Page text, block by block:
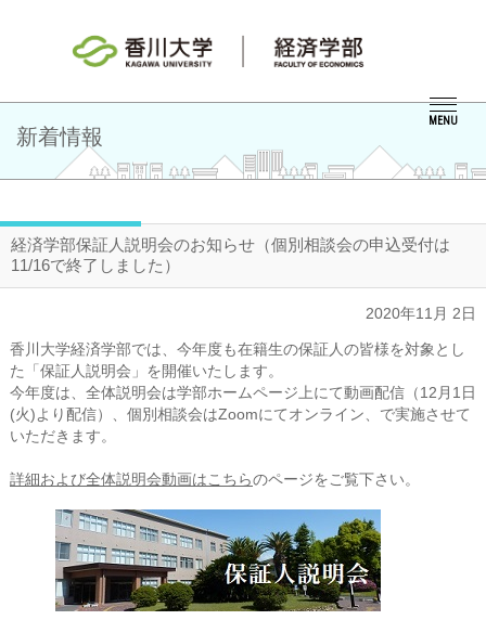
MENU
新着情報
経済学部保証人説明会のお知らせ（個別相談会の申込受付は
11/16で終了しました）
2020年11月 2日
香川大学経済学部では、今年度も在籍生の保証人の皆様を対象とし
た「保証人説明会」を開催いたします。
今年度は、全体説明会は学部ホームページ上にて動画配信（12月1日
(火)より配信）、個別相談会はZoomにてオンライン、で実施させて
いただきます。
詳細および全体説明会動画はこちらのページをご覧下さい。